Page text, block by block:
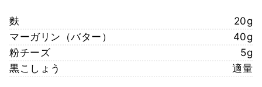
麩
20g
マーガリン（バター）
40g
粉チーズ
5g
黒こしょう
適量